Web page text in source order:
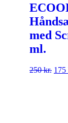
med
ml.
250kr. 175